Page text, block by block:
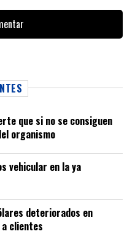
que si no se consiguen
organismo
vehicular en la ya
deteriorados en
clientes